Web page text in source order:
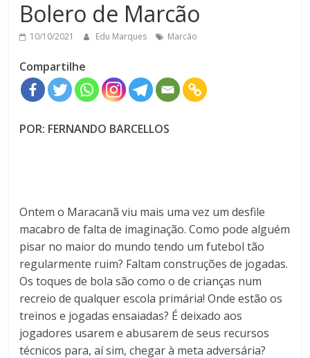
Bolero de Marcão
10/10/2021 Edu Marques Marcão
Compartilhe
POR: FERNANDO BARCELLOS
Ontem o Maracanã viu mais uma vez um desfile
macabro de falta de imaginação. Como pode alguém
pisar no maior do mundo tendo um futebol tão
regularmente ruim? Faltam construções de jogadas.
Os toques de bola são como o de crianças num
recreio de qualquer escola primária! Onde estão os
treinos e jogadas ensaiadas? É deixado aos
jogadores usarem e abusarem de seus recursos
técnicos para, aí sim, chegar à meta adversária?